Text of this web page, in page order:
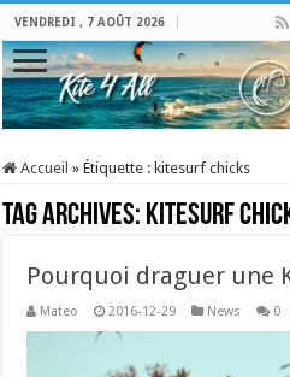
VENDREDI , 7 AOÛT 2026
Accueil » Étiquette : kitesurf chicks
Tag Archives: kitesurf
Pourquoi draguer une
Mateo 2016-12-29 News 0